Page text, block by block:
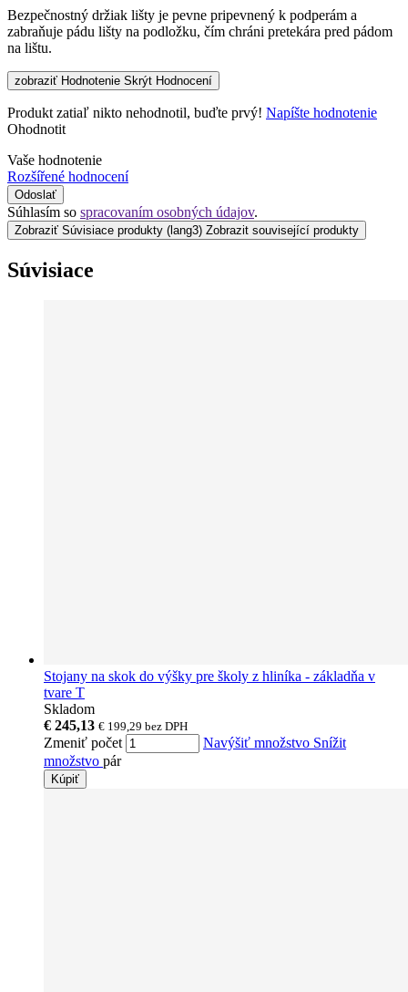
Bezpečnostný držiak lišty je pevne pripevnený k podperám a
zabraňuje pádu lišty na podložku, čím chráni pretekára pred pádom
na lištu.
zobraziť Hodnotenie Skrýt Hodnocení
Produkt zatiaľ nikto nehodnotil, buďte prvý! Napíšte hodnotenie
Ohodnotit
Vaše hodnotenie
Rozšířené hodnocení
Odoslať
Súhlasím so spracovaním osobných údajov.
Zobraziť Súvisiace produkty (lang3) Zobrazit související produkty
Súvisiace
Stojany na skok do výšky pre školy z hliníka - základňa v
tvare T
Skladom
€ 245,13 € 199,29 bez DPH
Zmeniť počet Navýšiť množstvo Snížit
množstvo pár
Kúpiť